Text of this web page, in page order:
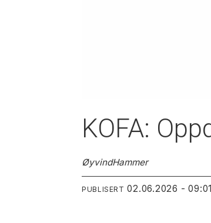
KOFA:
ØyvindHammer
PUBLISERT 02.06.2026 - 09:01